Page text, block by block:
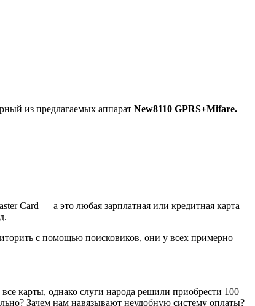
из предлагаемых аппарат New8110 GPRS+Mifare.
Card — а это любая зарплатная или кредитная карта
с помощью поисковиков, они у всех примерно
карты, однако слуги народа решили приобрести 100
Зачем нам навязывают неудобную систему оплаты?